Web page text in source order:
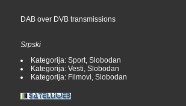
DAB over DVB transmissions
Srpski
Kategorija: Sport, Slobodan
Kategorija: Vesti, Slobodan
Kategorija: Filmovi, Slobodan